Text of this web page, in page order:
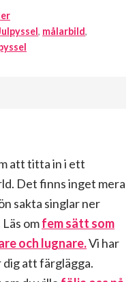
, målarbild,
att titta in i ett
Det finns inget mera
sakta singlar ner
omfem sätt som
och lugnare.Vi har
dig att färglägga.